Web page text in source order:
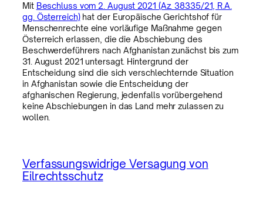
Mit Beschluss vom 2. August 2021 (Az. 38335/21, R.A.
gg. Österreich)hat der Europäische Gerichtshof für
Menschenrechte eine vorläufige Maßnahme gegen
Österreich erlassen, die die Abschiebung des
Beschwerdeführers nach Afghanistan zunächst bis zum
31. August 2021 untersagt. Hintergrund der
Entscheidung sind die sich verschlechternde Situation
in Afghanistan sowie die Entscheidung der
afghanischen Regierung, jedenfalls vorübergehend
keine Abschiebungen in das Land mehr zulassen zu
wollen.
Verfassungswidrige Versagung von
Eilrechtsschutz